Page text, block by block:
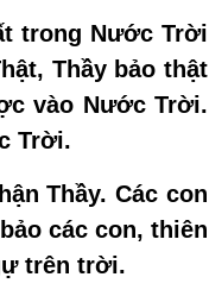
trong Nước Trời
Thầy bảo thật
vào Nước Trời.
Trời.
Thầy. Các con
các con, thiên
trên trời.